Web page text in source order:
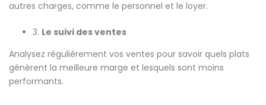
autres charges, comme le personnel et le loyer.
3. Le suivi des ventes
Analysez régulièrement vos ventes pour savoir quels plats
génèrent la meilleure marge et lesquels sont moins
performants.